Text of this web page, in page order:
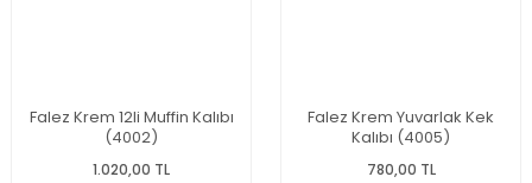
Falez Krem 12li Muffin Kalıbı
(4002)
1.020,00 TL
Falez Krem Yuvarlak Kek
Kalıbı (4005)
780,00 TL